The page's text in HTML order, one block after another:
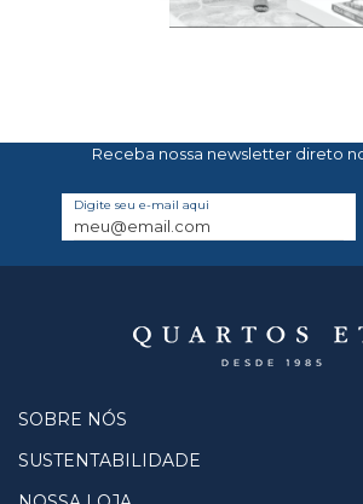
Receba nossa newsletter direto
Digite seu e-mail aqui
SOBRE NÓS
SUSTENTABILIDADE